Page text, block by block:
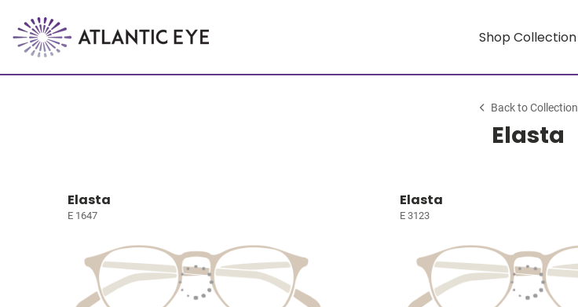
Shop Collection
Back to Collection
Elasta
Elasta
E 1647
Elasta
E 3123